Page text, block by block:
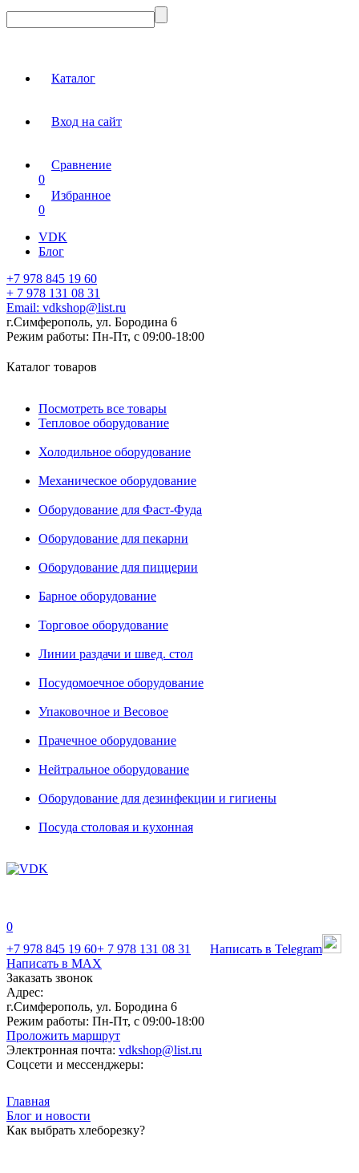
Каталог
Вход на сайт
Сравнение
0
Избранное
0
VDK
Блог
+7 978 845 19 60
+ 7 978 131 08 31
Email: vdkshop@list.ru
г.Симферополь, ул. Бородина 6
Режим работы: Пн-Пт, с 09:00-18:00
Каталог товаров
Посмотреть все товары
Тепловое оборудование
Холодильное оборудование
Механическое оборудование
Оборудование для Фаст-Фуда
Оборудование для пекарни
Оборудование для пиццерии
Барное оборудование
Торговое оборудование
Линии раздачи и швед. стол
Посудомоечное оборудование
Упаковочное и Весовое
Прачечное оборудование
Нейтральное оборудование
Оборудование для дезинфекции и гигиены
Посуда столовая и кухонная
0
+7 978 845 19 60+ 7 978 131 08 31
Написать в Telegram
Написать в MAX
Заказать звонок
Адрес:
г.Симферополь, ул. Бородина 6
Режим работы: Пн-Пт, с 09:00-18:00
Проложить маршрут
Электронная почта: vdkshop@list.ru
Соцсети и мессенджеры:
Главная
Блог и новости
Как выбрать хлеборезку?